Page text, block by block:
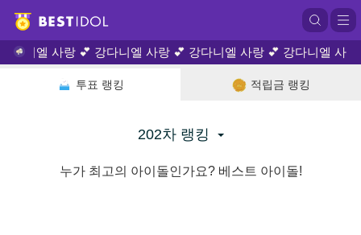
니엘 사랑 💕 강다니엘 사랑 💕 강다니엘 사랑 💕 강다니엘 사랑 💕
투표 랭킹 적립금 랭킹
202차 랭킹
누가 최고의 아이돌인가요? 베스트 아이돌!